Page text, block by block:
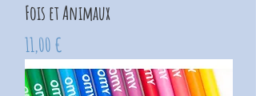
Fois et Animaux
Prix
11,00 €